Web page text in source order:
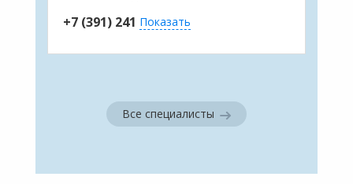
+7 (391) 241 Показать
Все специалисты